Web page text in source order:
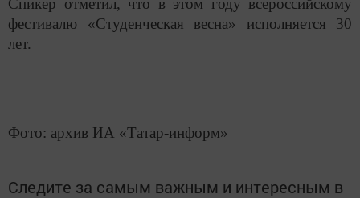
Спикер отметил, что в этом году всероссийскому
фестивалю «Студенческая весна» исполняется 30
лет.
Фото: архив ИА «Татар-информ»
Следите за самым важным и интересным в